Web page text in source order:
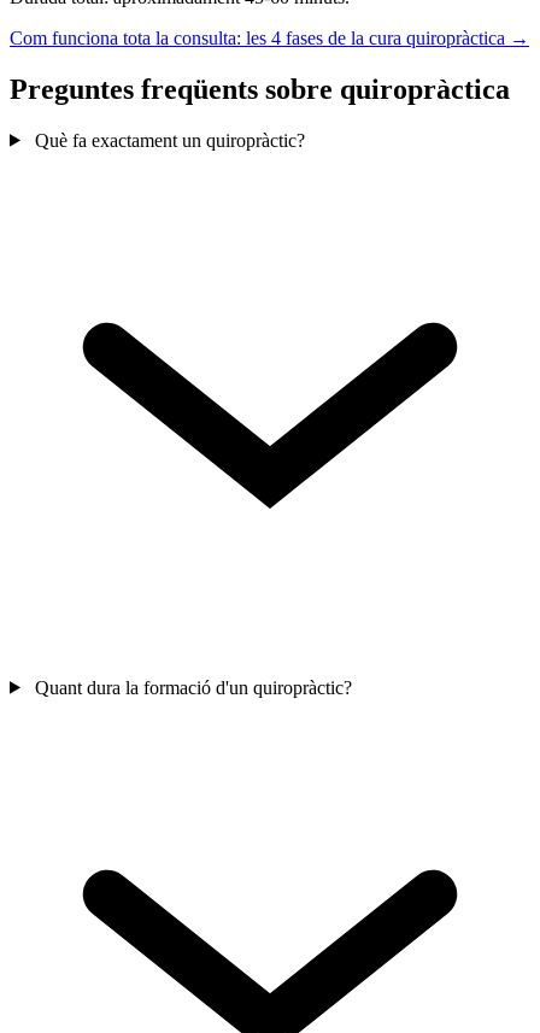
Com funciona tota la consulta: les 4 fases de la cura quiropràctica →
Preguntes freqüents sobre quiropràctica
Què fa exactament un quiropràctic?
Quant dura la formació d'un quiropràctic?